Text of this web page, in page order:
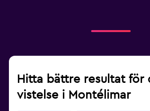
Hitta bättre resultat för
vistelse i Montélimar